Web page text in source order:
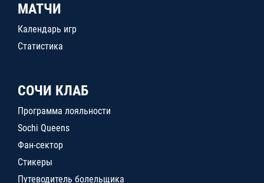
МАТЧИ
Календарь игр
Статистика
СОЧИ КЛАБ
Программа лояльности
Sochi Queens
Фан-сектор
Стикеры
Путеводитель болельщика